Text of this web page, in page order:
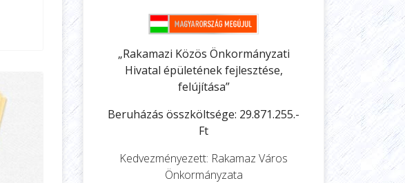
„Rakamazi Közös Önkormányzati
Hivatal épületének fejlesztése,
felújítása”
Beruházás összköltsége: 29.871.255.-
Ft
Kedvezményezett: Rakamaz Város
Önkormányzata